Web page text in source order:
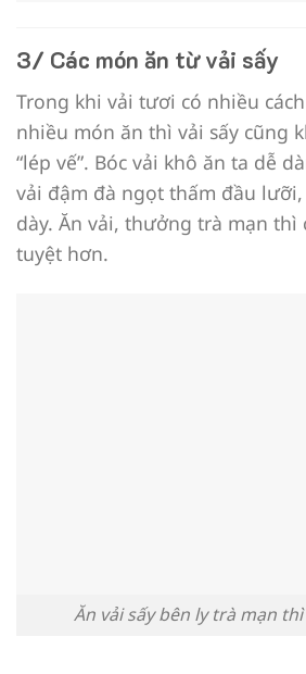
3/ Các món ăn từ vải sấy
Trong khi vải tươi có nhiều
nhiều món ăn thì vải sấy cũng
“lép vế”. Bóc vải khô ăn ta dễ
vải đậm đà ngọt thấm đầu
dày. Ăn vải, thưởng trà mạn thì
tuyệt hơn.
Ăn vải sấy bên ly trà mạn